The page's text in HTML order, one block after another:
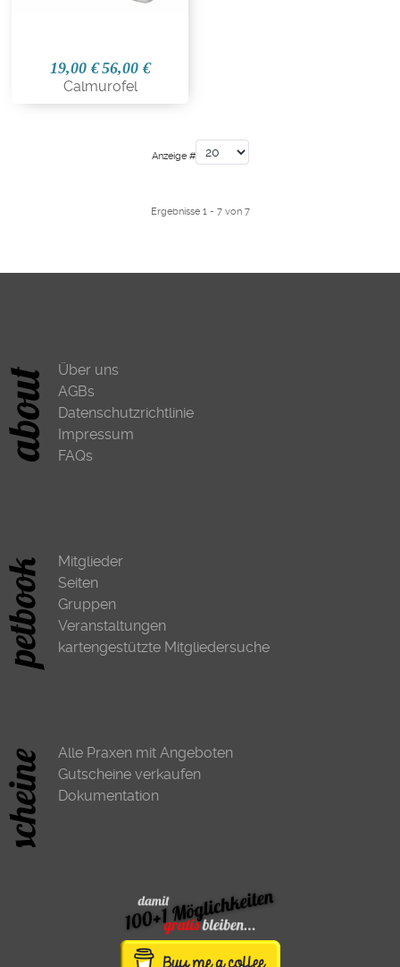
19,00 €56,00 €
Calmurofel
Anzeige #
Ergebnisse 1 - 7 von 7
Über uns
AGBs
Datenschutzrichtlinie
Impressum
FAQs
Mitglieder
Seiten
Gruppen
Veranstaltungen
kartengestützte Mitgliedersuche
Alle Praxen mit Angeboten
Gutscheine verkaufen
Dokumentation